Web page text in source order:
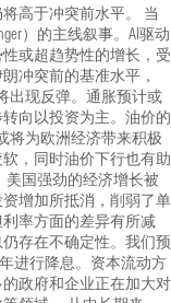
高于冲突前水平。 当
）的主线叙事。AI驱动
或超趋势性的增长，受
冲突前的基准水平，
出现反弹。通胀预计或
向以投资为主。油价的
将为欧洲经济带来积极
，同时油价下行也有助
国强劲的经济增长被
增加所抵消，削弱了单
率方面的差异有所减
存在不确定性。我们预
进行降息。资本流动方
政府和企业正在加大对